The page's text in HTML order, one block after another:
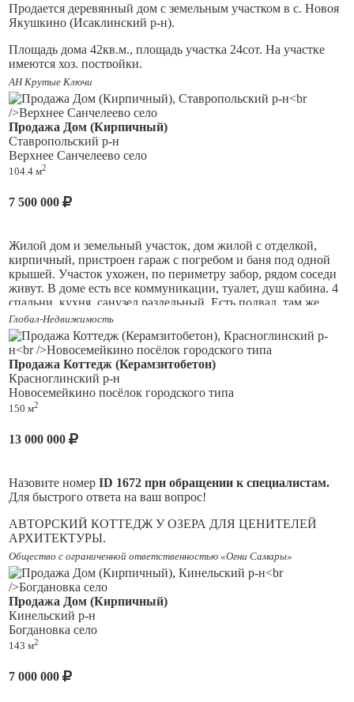
и капитальный гараж, поэтому объект сочетает удобство
квартиры и преимущества загородного дома. Посёлок
Журавли подойдёт тем, кто ценит спокойствие, чистый
воздух и размеренный образ жизни. В населённом пункте
есть необходимые объекты повседневной инфраструктуры,
магазины и социальные учреждения. До города можно
добраться на автомобиле или общественном транспорте.
Рядом находятся природные зоны, подходящие для прогулок,
отдыха, пикников и рыбалки. При этом стоимость
недвижимости здесь доступнее, чем в городе. Отличный
вариант для семьи, которая мечтает о просторной доме,
собственном участке, бане и гараже без переплаты. Звоните,
Ответственность агентства при осуществлении
Продается деревянный дом с земельным участком в с. Новоя
Якушкино (Исаклинский р-н).
Площадь дома 42кв.м., площадь участка 24сот. На участке
имеются хоз. постройки.
В доме вода, газ, свет. Так же в доме есть печь.
АН Крутые Ключи
Продажа Дом (Кирпичный)
Ставропольский р-н
Верхнее Санчелеево село
104.4 м2
7 500 000
Жилой дом и земельный участок, дом жилой с отделкой,
кирпичный, пристроен гараж с погребом и баня под одной
крышей. Участок ухожен, по периметру забор, рядом соседи
живут. В доме есть все коммуникации, туалет, душ кабина. 4
спальни, кухня, санузел раздельный. Есть подвал, там же
котел расположен. Дом просто продается, без долгов и
обременений.
Глобал-Недвижимость
Продажа Коттедж (Керамзитобетон)
Красноглинский р-н
Новосемейкино посёлок городского типа
150 м2
13 000 000
Назовите номер ID 1672 при обращении к специалистам.
Для быстрого ответа на ваш вопрос!
АВТОРСКИЙ КОТТЕДЖ У ОЗЕРА ДЛЯ ЦЕНИТЕЛЕЙ
АРХИТЕКТУРЫ.
Оригинальный двухэтажный проект — не типовая застройка,
а дом с неповторимым обликом. Лаконичные фасады,
стильный дизайн, качественная отделка, выполнена по
продуманному дизайн-проекту.
Локация для самых взыскательных:
Новосемейкино — зелёный пояс Самары. Чистый воздух,
машине/электричке. Тишина, живописные виды, прогулки у
Общество с ограниченной ответственностью «Огни Самары»
Продажа Дом (Кирпичный)
Кинельский р-н
Богдановка село
143 м2
7 000 000